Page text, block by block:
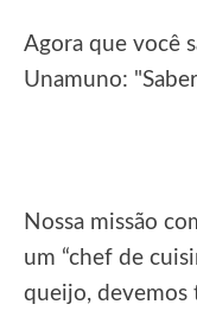
Agora que você
Unamuno:
Nossa missão
um “chef de
queijo, devemos